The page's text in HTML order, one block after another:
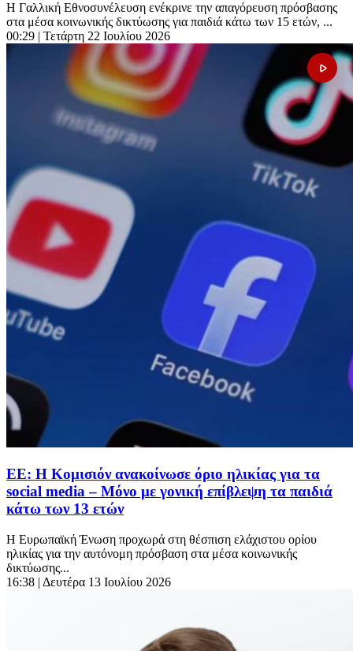
Η Γαλλική Εθνοσυνέλευση ενέκρινε την απαγόρευση πρόσβασης
στα μέσα κοινωνικής δικτύωσης για παιδιά κάτω των 15 ετών, ...
00:29 | Τετάρτη 22 Ιουλίου 2026
ΕΕ: Η Κομισιόν ανακοίνωσε όριο ηλικίας για τα
social media – Μόνο με γονική επίβλεψη τα παιδιά
κάτω των 13 ετών
Η Ευρωπαϊκή Ένωση προχωρά στη θέσπιση ελάχιστου ορίου
ηλικίας για την αυτόνομη πρόσβαση στα μέσα κοινωνικής
δικτύωσης...
16:38 | Δευτέρα 13 Ιουλίου 2026